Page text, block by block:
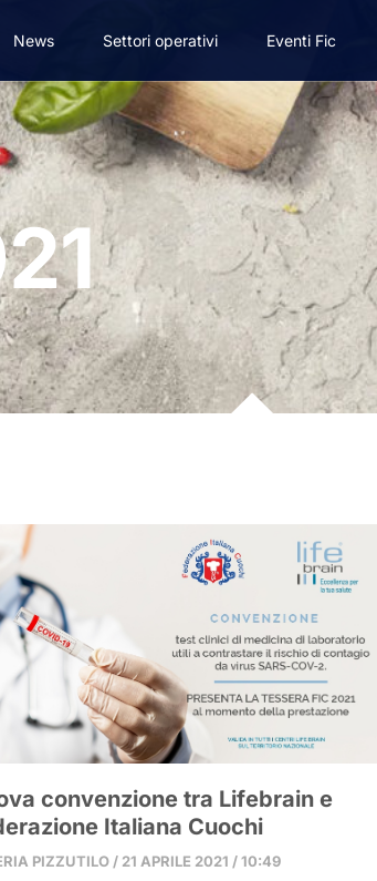
News Settori operativi Eventi Fic
convenzione tra Lifebrain e
Italiana Cuochi
PIZZUTILO 21 APRILE 2021 10:49